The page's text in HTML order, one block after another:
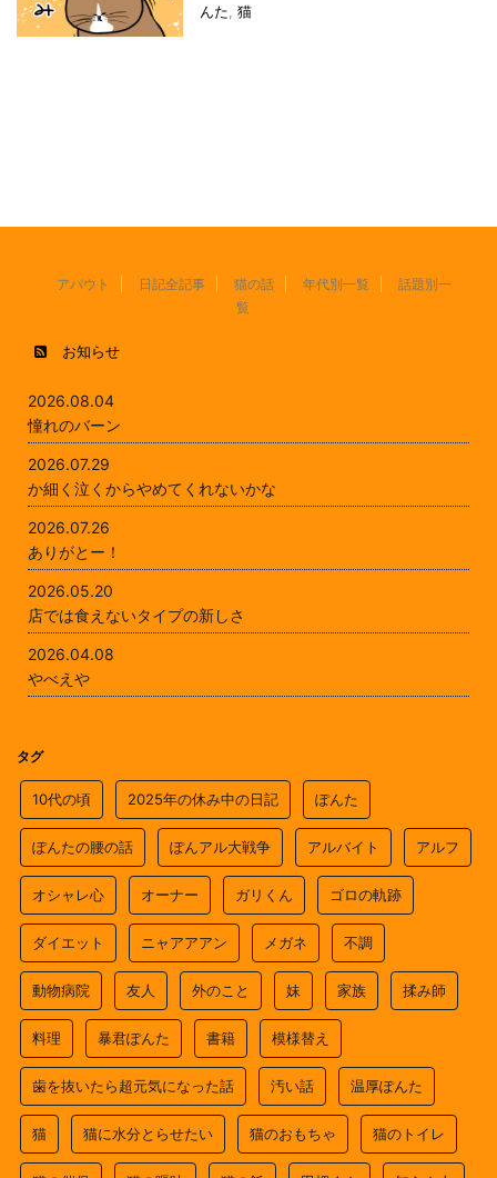
んた 猫
アバウト 日記全記事 猫の話 年代別一覧
話題別一
覧
お知らせ
2026.08.04
憧れのバーン
2026.07.29
か細く泣くからやめてくれないかな
2026.07.26
ありがとー！
2026.05.20
店では食えないタイプの新しさ
2026.04.08
やべえや
タグ
10代の頃 2025年の休み中の日記 ぽんた
ぽんたの腰の話 ぽんアル大戦争 アルバイト アルフ
オシャレ心 オーナー ガリくん ゴロの軌跡
ダイエット ニャアアアン メガネ 不調
動物病院 友人 外のこと 妹 家族 揉み師
料理 暴君ぽんた 書籍 模様替え
歯を抜いたら超元気になった話 汚い話 温厚ぽんた
猫 猫に水分とらせたい 猫のおもちゃ 猫のトイレ